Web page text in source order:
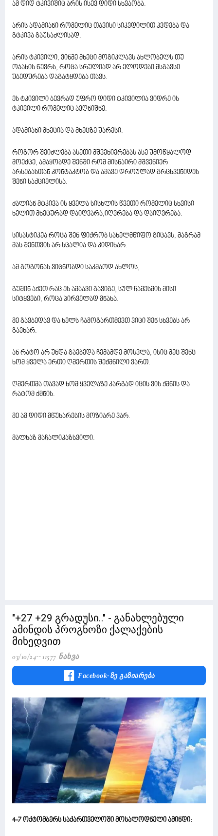
ამ დიდ ტკივიშიც არის ისევ დიდი სხვაობა.
არის ადამიანი რომელიც თავისი სიკვდილით კვდება და
გტკივა გაუსაძლისად.
არის ტკივილი, ვინმე მხეცი მოგიკლავს ახლობელს თუ
ოჯახის წევრს, როცა სრულიად არ ელოდები მსგავსი
უბედურება დაგატყდება თავს.
ეს ტკივილი ბევრად უფრო დიდი ტკივილია ვიდრე ის
ტკივილი რომელიც ავღნიშნე.
ადამიანი მხეცია და მხეცზე უარესი.
როგორ შეიძლება ასეთი მშვენიერებას ასე უმოწყალოდ
მოექცე, ამაყობდე შენში რომ მისნაირი მშვენიერ
არსებასთან კონტაკტობ და ამავე დროულად გრცხვენიდეს
შენი საქციელისა.
ძალიან მტკივა ის ყველა სისხლის წვეთი რომელიც სხვისი
ხელით მხეცურად დაიღვარა,იღვრება და დაიღვრება.
სისასტიკეა როცა შენ ფიქრობ სახელმწიფო გიცავს, მაგრამ
მას შენთვის არ სცალია და კიდიხარ.
ამ გოგონას ვიცნობდი საკმაოდ ახლოს,
გუშინ აქეთ რაც ეს ამბავი გავიგე, სულ ჩამესმის მისი
სიტყვები, როცა პირველად მნახა.
მე გავბედავ და ხელს ჩამოგართმევთ ვიცი შენ სხვებს არ
გავხარ.
ან რატო არ უნდა გაებედა ჩემამდე მოსვლა, ისიც მეც შენც
ხომ ყველა ერთი ღმერთის შექმნილი ვართ.
ღმერთმა თავად ხომ ყველაზე კარგად იცის ვის ქმნის და
რატომ ქმნის.
მე ამ დიდი მწუხარების მოზიარე ვარ.
მალხაზ მაჩალიკაზსვილი.
"+27 +29 გრადუსი.." - განახლებული
ამინდის პროგნოზი ქალაქების
მიხედვით
03/10/24 11577 Ნახვა
Facebook-Ზე Გაზიარება
4-7 ოქტომბერს საქართველოში მოსალოდნელი ამინდი: